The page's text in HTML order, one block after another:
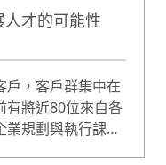
才的可能性
戶，客戶群集中在
有將近80位來自各
業規劃與執行課